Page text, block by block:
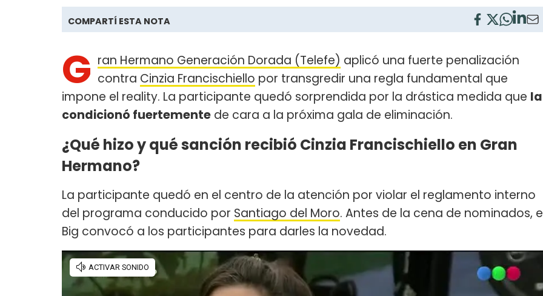
COMPARTÍ ESTA NOTA
G ran Hermano Generación Dorada (Telefe) aplicó una fuerte penalización
contra Cinzia Francischiello por transgredir una regla fundamental que
impone el reality. La participante quedó sorprendida por la drástica medida que la
condicionó fuertemente de cara a la próxima gala de eliminación.
¿Qué hizo y qué sanción recibió Cinzia Francischiello en Gran
Hermano?
La participante quedó en el centro de la atención por violar el reglamento interno
del programa conducido por Santiago del Moro. Antes de la cena de nominados,
Big convocó a los participantes para darles la novedad.